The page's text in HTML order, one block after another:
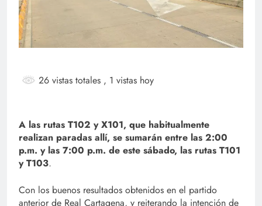
26 vistas totales , 1 vistas hoy
A las rutas T102 y X101, que habitualmente
realizan paradas allí, se sumarán entre las 2:00
p.m. y las 7:00 p.m. de este sábado, las rutas T101
y T103.
Con los buenos resultados obtenidos en el partido
anterior de Real Cartagena, y reiterando la intención de